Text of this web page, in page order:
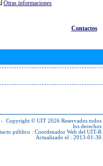
Otras informaciones
Contactos
- Copyright © UIT 2026 Reservados todos
los derechos
público : Coordenador Web del UIT-R
Actualizado el : 2013-01-30